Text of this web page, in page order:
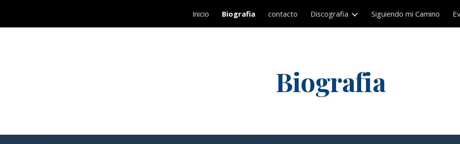
Skip to main content Skip to navigation
Inicio Biografia contacto Discografia Siguiendo mi Camino
Biografia